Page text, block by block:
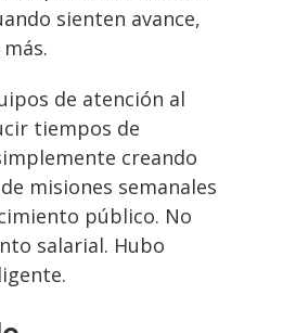
sienten avance,
de atención al
tiempos de
creando
misiones semanales
público. No
salarial. Hubo